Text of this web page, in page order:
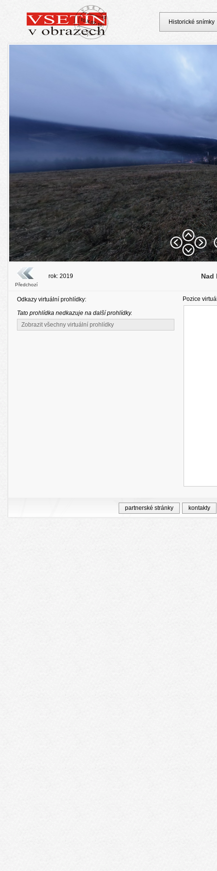
Předchozí
rok: 2019 Nad
Odkazy virtuální prohlídky: Pozice
Tato prohlídka nedkazuje na další prohlídky.
Zobrazit všechny virtuální prohlídky
Historické snímky
partnerské stránky kontakty